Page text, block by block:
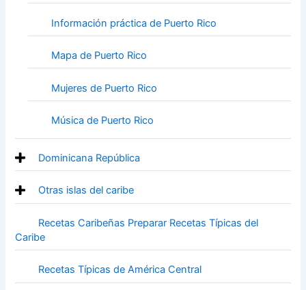
Información práctica de Puerto Rico
Mapa de Puerto Rico
Mujeres de Puerto Rico
Música de Puerto Rico
Dominicana República
Otras islas del caribe
Recetas Caribeñas Preparar Recetas Típicas del
Caribe
Recetas Típicas de América Central